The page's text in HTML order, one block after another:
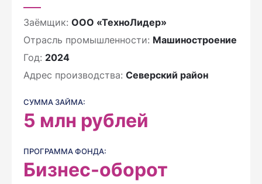
Заёмщик: ООО «ТехноЛидер»
Отрасль промышленности: Машиностроение
Год: 2024
Адрес производства: Северский район
СУММА ЗАЙМА:
5 млн рублей
ПРОГРАММА ФОНДА:
Бизнес-оборот